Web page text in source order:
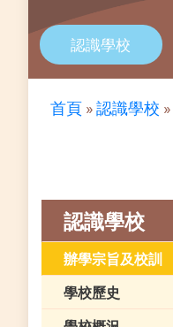
認識學校
首頁 »認識學校 »
認識學校
辦學宗旨及校訓
學校歷史